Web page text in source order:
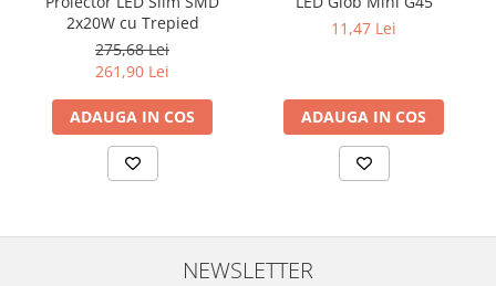
2x20W cu Trepied
275,68 Lei
261,90 Lei
ADAUGA IN COS
11,47 Lei
ADAUGA IN COS
NEWSLETTER